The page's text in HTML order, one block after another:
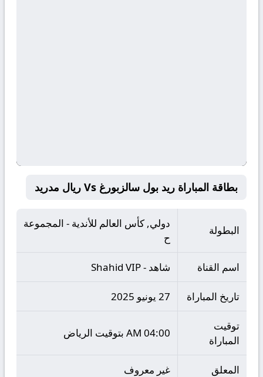
بطاقة المباراة ريد بول سالزبورغ Vs ريال مدريد
البطولة
دولي, كأس العالم للأندية - المجموعة
ح
اسم القناة شاهد - Shahid VIP
تاريخ المباراة 27 يونيو 2025
توقيت
المباراة
04:00 AM بتوقيت الرياض
المعلق غير معروف